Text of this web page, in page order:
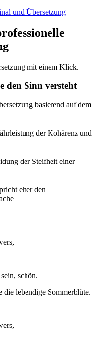
und Übersetzung
mit einem Klick.
den Sinn versteht
basierend auf dem
der Kohärenz und
der Steifheit einer
eher den
schön.
die lebendige Sommerblüte.